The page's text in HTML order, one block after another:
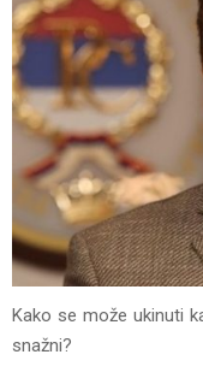
Kako se može ukinuti
snažni?